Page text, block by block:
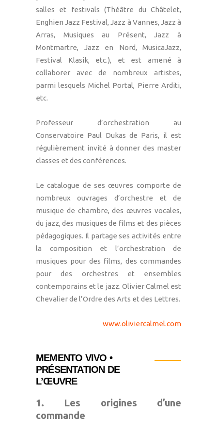
salles et festivals (Théâtre du Châtelet,
Enghien Jazz Festival, Jazz à Vannes, Jazz à
Arras, Musiques au Présent, Jazz à
Montmartre, Jazz en Nord, MusicaJazz,
Festival Klasik, etc.), et est amené à
collaborer avec de nombreux artistes,
parmi lesquels Michel Portal, Pierre Arditi,
etc.
Professeur d’orchestration au
Conservatoire Paul Dukas de Paris, il est
régulièrement invité à donner des master
classes et des conférences.
Le catalogue de ses œuvres comporte de
nombreux ouvrages d’orchestre et de
musique de chambre, des œuvres vocales,
du jazz, des musiques de films et des pièces
pédagogiques. Il partage ses activités entre
la composition et l’orchestration de
musiques pour des films, des commandes
pour des orchestres et ensembles
contemporains et le jazz. Olivier Calmel est
Chevalier de l’Ordre des Arts et des Lettres.
www.oliviercalmel.com
MEMENTO VIVO •
PRÉSENTATION DE
L’ŒUVRE
1. Les origines d’une
commande